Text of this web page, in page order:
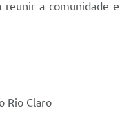
reunir a comunidade e
Rio Claro